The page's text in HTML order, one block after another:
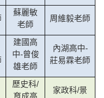
蘇麗敏
老師
周維毅老師
建國高
中-曾俊
雄老師
內湖高中-
莊易霖老師
歷史科/
育成高
家政科/景